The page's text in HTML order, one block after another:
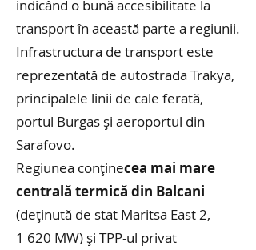
indicând o bună accesibilitate la
transport în această parte a regiunii.
Infrastructura de transport este
reprezentată de autostrada Trakya,
principalele linii de cale ferată,
portul Burgas și aeroportul din
Sarafovo.
Regiunea conţinecea mai mare
centrală termică din Balcani
(deținută de stat Maritsa East 2,
1 620 MW) și TPP-ul privat